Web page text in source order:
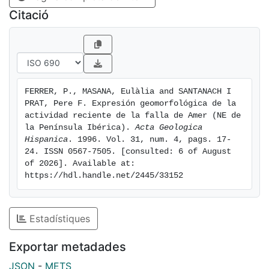
Citació
FERRER, P., MASANA, Eulàlia and SANTANACH I
PRAT, Pere F. Expresión geomorfológica de la
actividad reciente de la falla de Amer (NE de
la Península Ibérica). Acta Geologica
Hispanica . 1996. Vol. 31, num. 4, pags. 17-
24. ISSN 0567-7505. [consulted: 6 of August
of 2026]. Available at:
https://hdl.handle.net/2445/33152
Estadístiques
Exportar metadades
JSON - METS